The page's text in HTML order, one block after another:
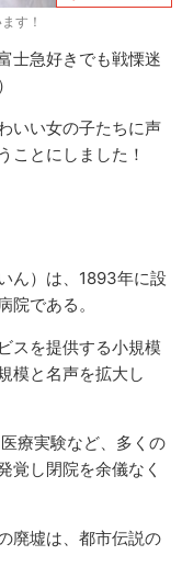
す！
士急好きでも戦慄迷
いい女の子たちに声
ことにしました！
ん）は、1893年に設
院である。
スを提供する小規模
模と名声を拡大し
療実験など、多くの
覚し閉院を余儀なく
廃墟は、都市伝説の